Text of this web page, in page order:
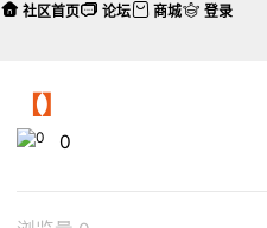
【】
0
社区首页 论坛 商城 登录